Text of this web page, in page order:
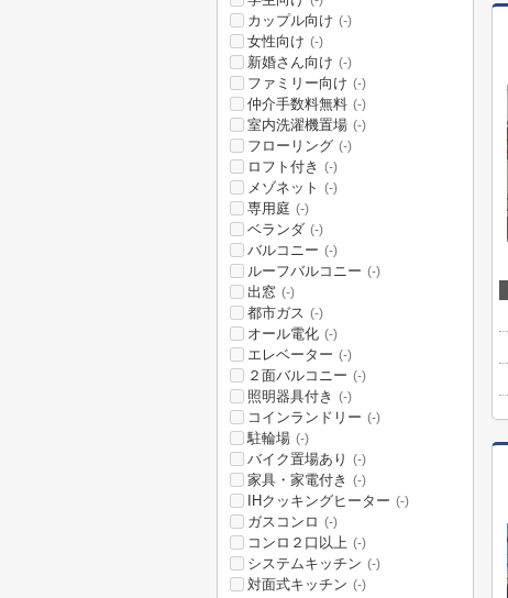
カップル向け (-)
女性向け (-)
新婚さん向け (-)
ファミリー向け (-)
仲介手数料無料 (-)
室内洗濯機置場 (-)
フローリング (-)
ロフト付き (-)
メゾネット (-)
専用庭 (-)
ベランダ (-)
バルコニー (-)
ルーフバルコニー (-)
出窓 (-)
都市ガス (-)
オール電化 (-)
エレベーター (-)
２面バルコニー (-)
照明器具付き (-)
コインランドリー (-)
駐輪場 (-)
バイク置場あり (-)
家具・家電付き (-)
IHクッキングヒーター (-)
ガスコンロ (-)
コンロ２口以上 (-)
システムキッチン (-)
対面式キッチン (-)